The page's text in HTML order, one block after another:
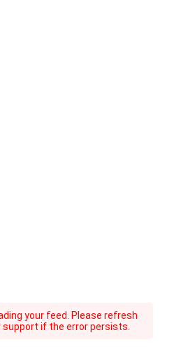
your feed. Please refresh
if the error persists.